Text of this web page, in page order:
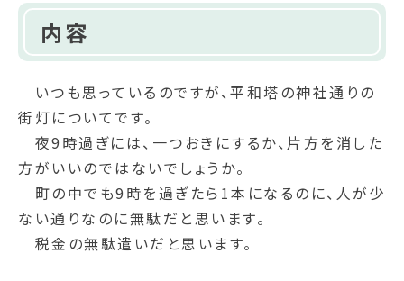
内容
いつも思っているのですが、平和塔の神社通りの
街灯についてです。
夜9時過ぎには、一つおきにするか、片方を消した
方がいいのではないでしょうか。
町の中でも9時を過ぎたら1本になるのに、人が少
ない通りなのに無駄だと思います。
税金の無駄遣いだと思います。